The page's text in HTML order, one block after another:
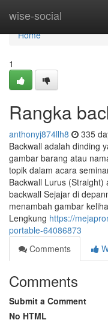
wise-social
Home
Home
1
Rangka
anthonyj874llh8 335
Backwall adalah dinding
gambar barang atau
topik dalam acara
Backwall Lurus
backwall Sejajar di
menambah gambar
Lengkung https://
portable-64086873
Comments
Comments
Submit a Comment
No HTML